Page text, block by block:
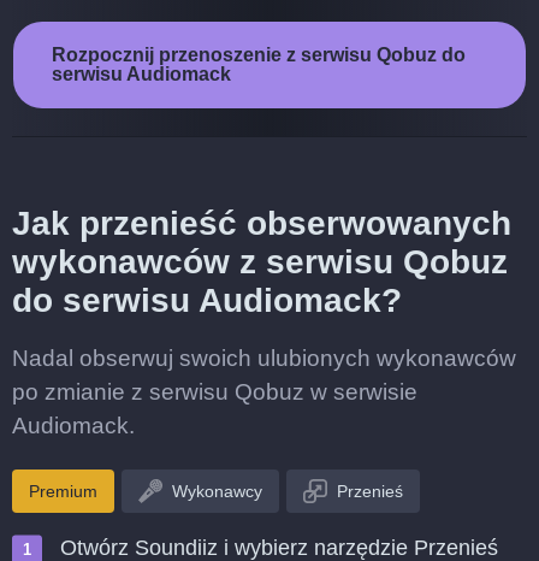
Rozpocznij przenoszenie z serwisu Qobuz do
serwisu Audiomack
Jak przenieść obserwowanych
wykonawców z serwisu Qobuz
do serwisu Audiomack?
Nadal obserwuj swoich ulubionych wykonawców
po zmianie z serwisu Qobuz w serwisie
Audiomack.
Premium Wykonawcy Przenieś
Otwórz Soundiiz i wybierz narzędzie Przenieś